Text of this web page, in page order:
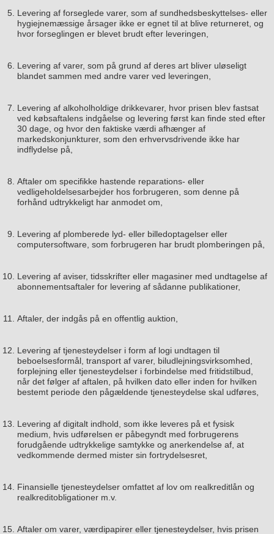
Levering af forseglede varer, som af sundhedsbeskyttelses- eller
hygiejnemæssige årsager ikke er egnet til at blive returneret, og
hvor forseglingen er blevet brudt efter leveringen,
Levering af varer, som på grund af deres art bliver uløseligt
blandet sammen med andre varer ved leveringen,
Levering af alkoholholdige drikkevarer, hvor prisen blev fastsat
ved købsaftalens indgåelse og levering først kan finde sted efter
30 dage, og hvor den faktiske værdi afhænger af
markedskonjunkturer, som den erhvervsdrivende ikke har
indflydelse på,
Aftaler om specifikke hastende reparations- eller
vedligeholdelsesarbejder hos forbrugeren, som denne på
forhånd udtrykkeligt har anmodet om,
Levering af plomberede lyd- eller billedoptagelser eller
computersoftware, som forbrugeren har brudt plomberingen på,
Levering af aviser, tidsskrifter eller magasiner med undtagelse af
abonnementsaftaler for levering af sådanne publikationer,
Aftaler, der indgås på en offentlig auktion,
Levering af tjenesteydelser i form af logi undtagen til
beboelsesformål, transport af varer, biludlejningsvirksomhed,
forplejning eller tjenesteydelser i forbindelse med fritidstilbud,
når det følger af aftalen, på hvilken dato eller inden for hvilken
bestemt periode den pågældende tjenesteydelse skal udføres,
Levering af digitalt indhold, som ikke leveres på et fysisk
medium, hvis udførelsen er påbegyndt med forbrugerens
forudgående udtrykkelige samtykke og anerkendelse af, at
vedkommende dermed mister sin fortrydelsesret,
Finansielle tjenesteydelser omfattet af lov om realkreditlån og
realkreditobligationer m.v.
Aftaler om varer, værdipapirer eller tjenesteydelser, hvis prisen